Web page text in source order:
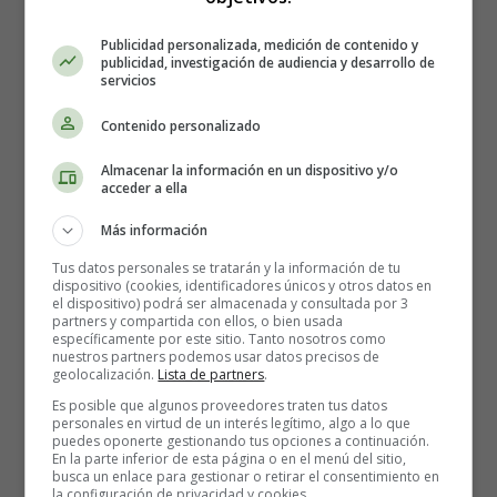
1️⃣ Oración
Más tiempo para Dios.
2️⃣ Ayuno
Dominar los impulsos y ordenar la vida.
3️⃣ Limosna
Compartir con quien lo necesita.
Este esquema está recogido en el Catecismo de la Iglesia
Católica (n. 1434).
Publicidad personalizada, medición de contenido y
publicidad, investigación de audiencia y desarrollo de
servicios
Contenido personalizado
Almacenar la información en un dispositivo y/o
acceder a ella
Más información
Tus datos personales se tratarán y la información de tu
dispositivo (cookies, identificadores únicos y otros datos en
el dispositivo) podrá ser almacenada y consultada por 3
partners y compartida con ellos, o bien usada
específicamente por este sitio. Tanto nosotros como
nuestros partners podemos usar datos precisos de
geolocalización. Lista de partners.
Es posible que algunos proveedores traten tus datos
personales en virtud de un interés legítimo, algo a lo que
puedes oponerte gestionando tus opciones a continuación.
En la parte inferior de esta página o en el menú del sitio,
busca un enlace para gestionar o retirar el consentimiento en